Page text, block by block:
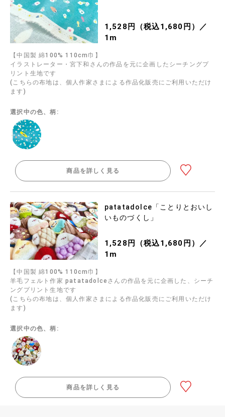
1,528円（税込1,680円）／
1m
【中国製 綿100% 110cm巾】
イラストレーター・宮下和さんの作品を元に企画したシーチングプ
リント生地です
(こちらの布地は、個人作家さまによる作品化販売にご利用いただけ
ます)
選択中の色、柄:
商品を詳しく見る
patatadolce「ことりとおいし
いものづくし」
1,528円（税込1,680円）／
1m
【中国製 綿100% 110cm巾】
羊毛フェルト作家 patatadolceさんの作品を元に企画した、シーチ
ングプリント生地です
(こちらの布地は、個人作家さまによる作品化販売にご利用いただけ
ます)
選択中の色、柄:
商品を詳しく見る